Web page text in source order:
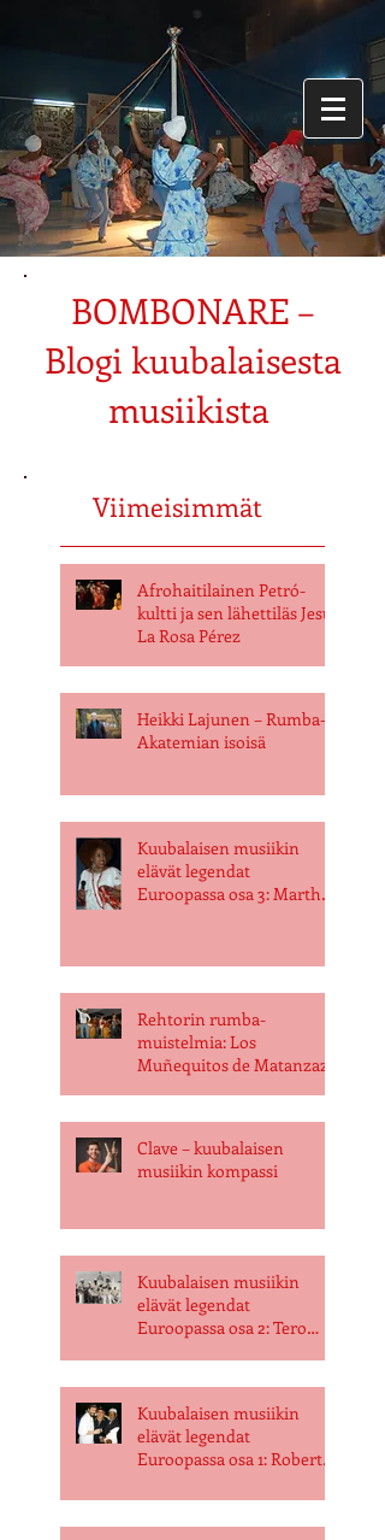
BOMBONARE –
Blogi kuubalaisesta
musiikista
Viimeisimmät
Afrohaitilainen Petró-
kultti ja sen lähettiläs Jesús
La Rosa Pérez
Heikki Lajunen – Rumba-
Akatemian isoisä
Kuubalaisen musiikin
elävät legendat
Euroopassa osa 3: Martha
Rehtorin rumba-
muistelmia: Los
Muñequitos de Matanzaz
Clave – kuubalaisen
musiikin kompassi
Kuubalaisen musiikin
elävät legendat
Euroopassa osa 2: Tero
Kuubalaisen musiikin
elävät legendat
Euroopassa osa 1: Roberto